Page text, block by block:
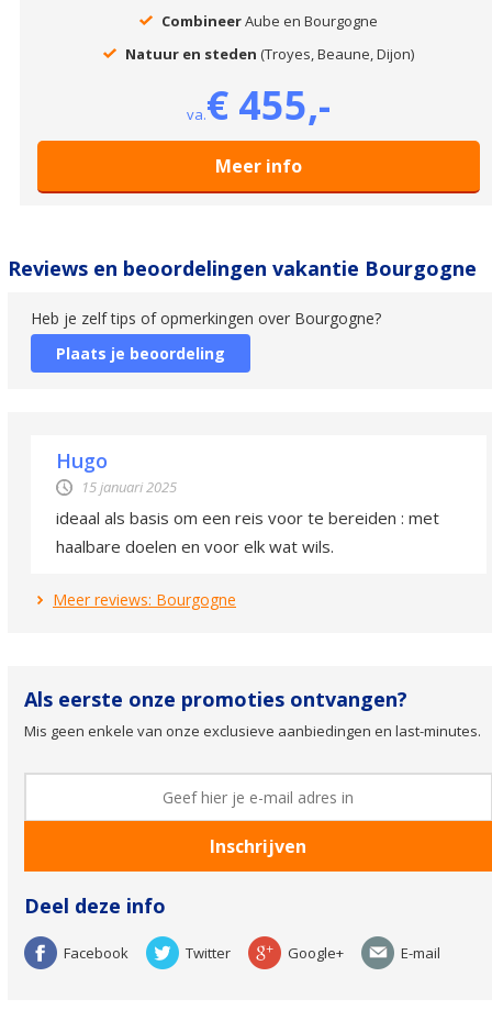
CombineerAube en Bourgogne
Natuur en steden (Troyes, Beaune, Dijon)
va.€ 455,-
Meer info
Reviews en beoordelingen vakantie Bourgogne
Heb je zelf tips of opmerkingen over Bourgogne?
Plaats je beoordeling
Hugo
15 januari 2025
ideaal als basis om een reis voor te bereiden : met
haalbare doelen en voor elk wat wils.
Meer reviews: Bourgogne
Als eerste onze promoties ontvangen?
Mis geen enkele van onze exclusieve aanbiedingen en last-minutes.
Deel deze info
Facebook Twitter Google+ E-mail